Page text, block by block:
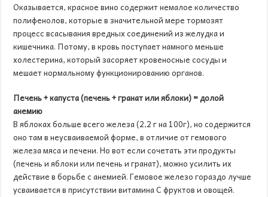
Оказывается, красное вино содержит немалое количество
полифенолов, которые в значительной мере тормозят
процесс всасывания вредных соединений из желудка и
кишечника. Потому, в кровь поступает намного меньше
холестерина, который засоряет кровеносные сосуды и
мешает нормальному функционированию органов.
Печень + капуста (печень + гранат или яблоки) = долой
анемию
В яблоках больше всего железа (2,2 г на 100г), но содержится
оно там в неусваиваемой форме, в отличие от гемового
железа мяса и печени. Но вот если сочетать эти продукты
(печень и яблоки или печень и гранат), можно усилить их
действие в борьбе с анемией. Гемовое железо гораздо лучше
усваивается в присутствии витамина С фруктов и овощей.